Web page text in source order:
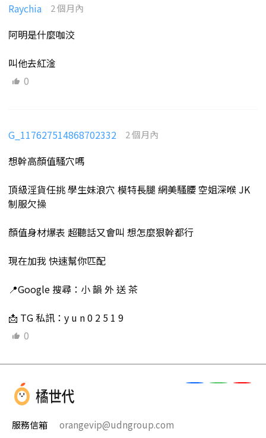
Raychia 2 個月內
阿明是什麼咖洨
叫他去紅淦
0
G_117627514868702332 2 個月內
想幹高顏值騷穴嗎
頂級淫貨任挑 學生妹浪穴 模特長腿 網美騷腰 空姐深喉 JK
制服欠操
顏值身材爆表 超聽話又會叫 想怎麼狠幹都行
現在加我 快速幫你匹配
📍Google 搜尋：小 韻 外 送 茶
📩 TG 私訊：y u n 0 2 5 1 9
0
服務信箱
orangevip@udngroup.com